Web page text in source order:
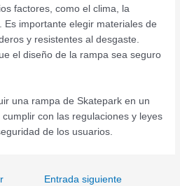
factores, como el clima, la
Es importante elegir materiales de
y resistentes al desgaste.
el diseño de la rampa sea seguro
una rampa de Skatepark en un
con las regulaciones y leyes
de los usuarios.
Entrada siguiente